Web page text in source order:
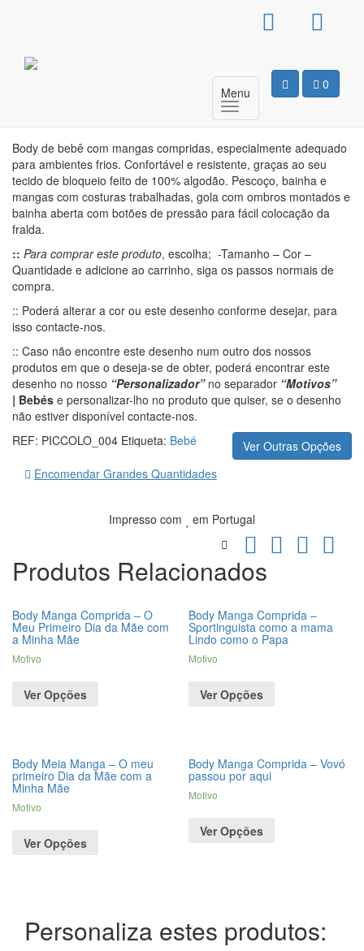
0
Menu
Body Manga Comprida –
Body de bebê com mangas compridas, especialmente adequado
para ambientes frios. Confortável e resistente, graças ao seu
tecido de bloqueio feito de 100% algodão. Pescoço, bainha e
mangas com costuras trabalhadas, gola com ombros montados e
bainha aberta com botões de pressão para fácil colocação da
fralda.
:: Para comprar este produto, escolha; -Tamanho – Cor –
Quantidade e adicione ao carrinho, siga os passos normais de
compra.
:: Poderá alterar a cor ou este desenho conforme desejar, para
isso contacte-nos.
:: Caso não encontre este desenho num outro dos nossos
produtos em que o deseja-se de obter, poderá encontrar este
desenho no nosso “Personalizador” no separador “Motivos”
| Bebés e personalizar-lho no produto que quiser, se o desenho
não estiver disponível contacte-nos.
Ver Outras Opções
REF: PICCOLO_004 Etiqueta: Bebé
Encomendar Grandes Quantidades
Impresso com em Portugal
Produtos Relacionados
Body Manga Comprida – O
Meu Primeiro Dia da Mãe com
a Minha Mãe
Motivo
Ver Opções
Body Manga Comprida –
Sportinguista como a mama
Lindo como o Papa
Motivo
Ver Opções
Body Meia Manga – O meu
primeiro Dia da Mãe com a
Minha Mãe
Motivo
Ver Opções
Body Manga Comprida – Vovó
passou por aqui
Motivo
Ver Opções
Personaliza estes produtos: